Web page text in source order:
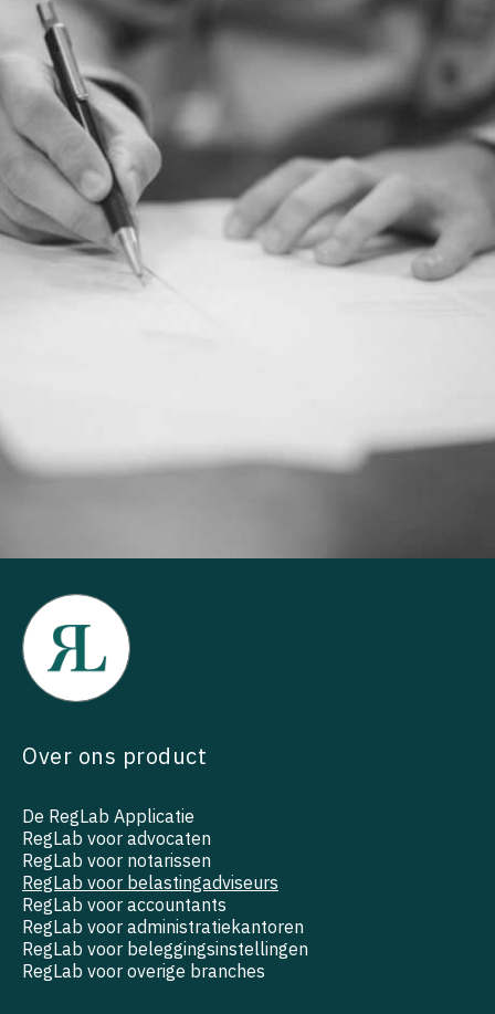
Over ons product
De RegLab Applicatie
RegLab voor advocaten
RegLab voor notarissen
RegLab voor belastingadviseurs
RegLab voor accountants
RegLab voor administratiekantoren
RegLab voor beleggingsinstellingen
RegLab voor overige branches